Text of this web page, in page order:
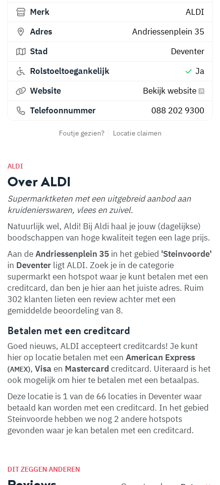
ALDI
Over ALDI
Supermarktketen met een uitgebreid aanbod aan
kruidenierswaren, vlees en zuivel.
Natuurlijk wel, Aldi! Bij Aldi haal je jouw (dagelijkse)
boodschappen van hoge kwaliteit tegen een lage prijs.
Aan deAndriessenplein 35 in het gebied 'Steinvoorde'
in Deventer ligt ALDI. Zoek je in de categorie
supermarkt een hotspot waar je kunt betalen met een
creditcard, dan ben je hier aan het juiste adres. Ruim
302 klanten lieten een review achter met een
gemiddelde beoordeling van 8.
Betalen met een creditcard
Goed nieuws, ALDI accepteert creditcards! Je kunt
hier op locatie betalen met een American Express
(AMEX), Visa en Mastercard creditcard. Uiteraard is het
ook mogelijk om hier te betalen met een betaalpas.
Deze locatie is 1 van de 66 locaties in Deventer waar
betaald kan worden met een creditcard. In het gebied
Steinvoorde hebben we nog 2 andere hotspots
gevonden waar je kan betalen met een creditcard.
Merk
ALDI
Adres
Andriessenplein 35
Stad
Deventer
Rolstoeltoegankelijk
Ja
Website
Bekijk website
Telefoonnummer
088 202 9300
Foutje gezien? Locatie claimen
DIT ZEGGEN ANDEREN